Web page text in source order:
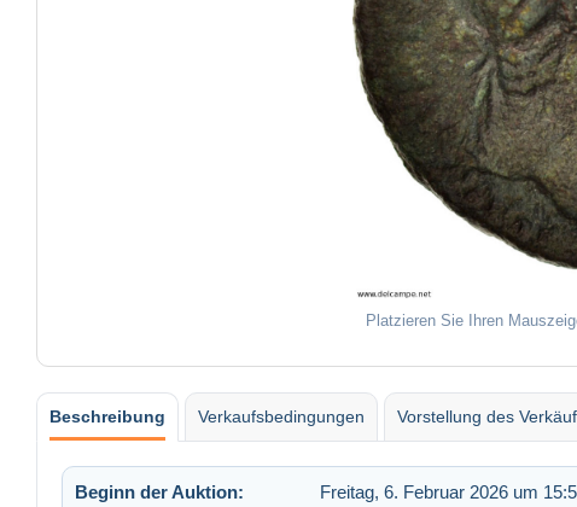
Platzieren Sie Ihren
Beschreibung Verkaufsbedingungen Vorstellung des
Beginn der Auktion: Freitag, 6. Februar 2026 um